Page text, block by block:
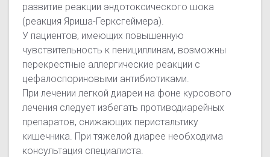
развитие реакции эндотоксического шока
(реакция Яриша-Герксгеймера).
У пациентов, имеющих повышенную
чувствительность к пенициллинам, возможны
перекрестные аллергические реакции с
цефалоспориновыми антибиотиками.
При лечении легкой диареи на фоне курсового
лечения следует избегать противодиарейных
препаратов, снижающих перистальтику
кишечника. При тяжелой диарее необходима
консультация специалиста.